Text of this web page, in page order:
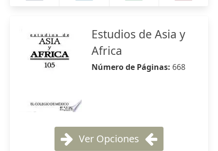
Estudios de Asia y
Africa
Número de Páginas: 668
Ver Opciones